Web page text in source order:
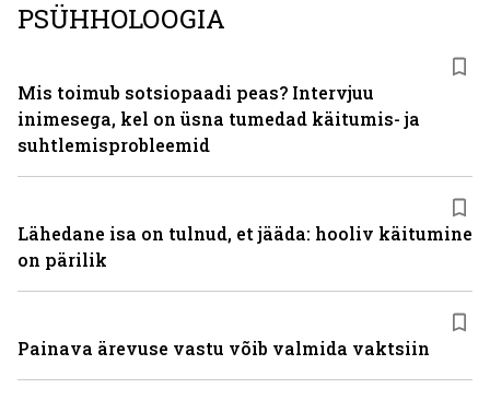
PSÜHHOLOOGIA
Mis toimub sotsiopaadi peas? Intervjuu
inimesega, kel on üsna tumedad käitumis- ja
suhtlemisprobleemid
Lähedane isa on tulnud, et jääda: hooliv käitumine
on pärilik
Painava ärevuse vastu võib valmida vaktsiin